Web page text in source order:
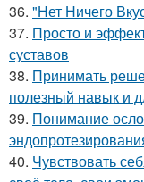
36. "Нет Ничего
37. Просто и
суставов
38. Принимать
полезный навык и
39. Понимание
40. Чувствовать